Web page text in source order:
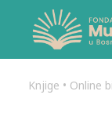
Knjige • Online